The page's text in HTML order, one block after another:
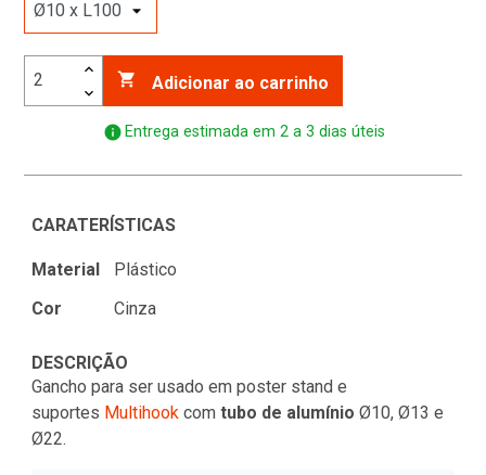
 Adicionar ao carrinho
info Entrega estimada em 2 a 3 dias úteis
CARATERÍSTICAS
Material
Plástico
Cor
Cinza
DESCRIÇÃO
Gancho para ser usado em poster stand e
suportes Multihook com tubo de alumínio Ø10, Ø13 e
Ø22.